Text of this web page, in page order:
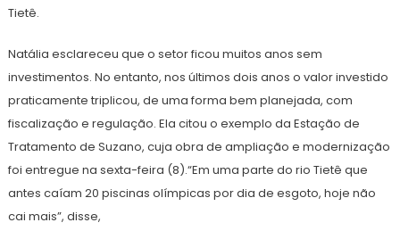
Tietê.
Natália esclareceu que o setor ficou muitos anos sem
investimentos. No entanto, nos últimos dois anos o valor investido
praticamente triplicou, de uma forma bem planejada, com
fiscalização e regulação. Ela citou o exemplo da Estação de
Tratamento de Suzano, cuja obra de ampliação e modernização
foi entregue na sexta-feira (8).“Em uma parte do rio Tietê que
antes caíam 20 piscinas olímpicas por dia de esgoto, hoje não
cai mais”, disse,